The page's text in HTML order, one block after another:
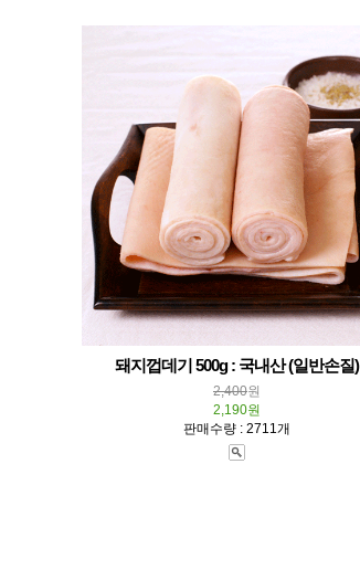
돼지껍데기 500g : 국내산 (일반손질)
2,400원
2,190원
판매수량 : 2711개